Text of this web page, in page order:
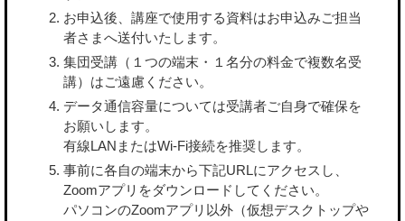
お申込後、講座で使用する資料はお申込みご担当
者さまへ送付いたします。
集団受講（１つの端末・１名分の料金で複数名受
講）はご遠慮ください。
データ通信容量については受講者ご自身で確保を
お願いします。
有線LANまたはWi-Fi接続を推奨します。
事前に各自の端末から下記URLにアクセスし、
Zoomアプリをダウンロードしてください。
パソコンのZoomアプリ以外（仮想デスクトップや